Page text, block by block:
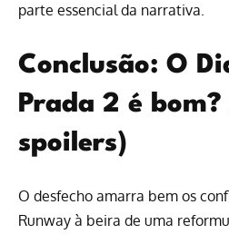
parte essencial da narrativa.
Conclusão: O
Prada 2 é bom?
spoilers)
O desfecho amarra bem os
Runway à beira de uma